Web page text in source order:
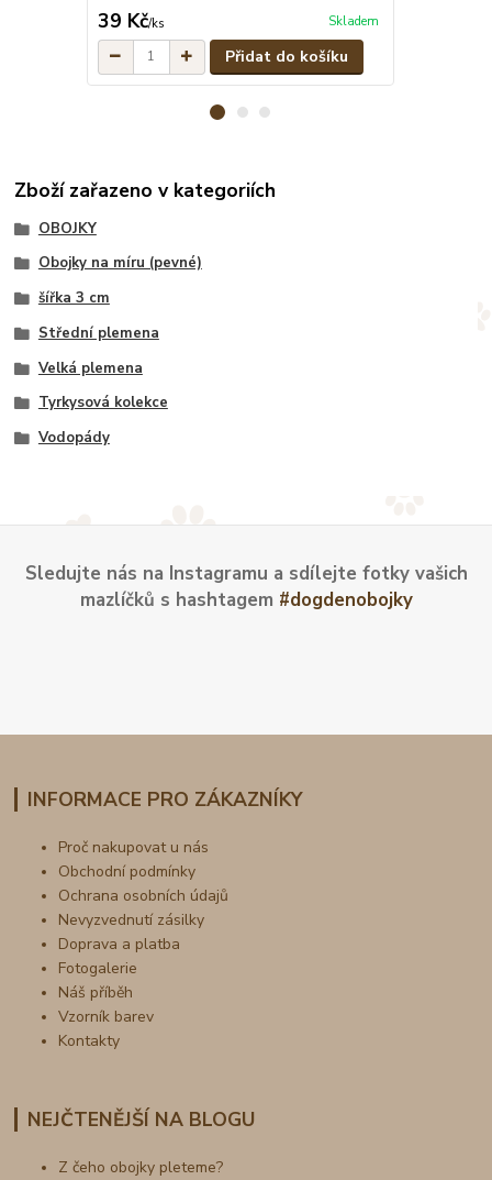
39 Kč/ks Skladem
Přidat do košíku
Zboží zařazeno v kategoriích
OBOJKY
Obojky na míru (pevné)
šířka 3 cm
Střední plemena
Velká plemena
Tyrkysová kolekce
Vodopády
Sledujte nás na Instagramu a sdílejte fotky vašich
mazlíčků s hashtagem #dogdenobojky
INFORMACE PRO ZÁKAZNÍKY
Proč nakupovat u nás
Obchodní podmínky
Ochrana osobních údajů
Nevyzvednutí zásilky
Doprava a platba
Fotogalerie
Náš příběh
Vzorník barev
Kontakty
NEJČTENĚJŠÍ NA BLOGU
Z čeho obojky pleteme?